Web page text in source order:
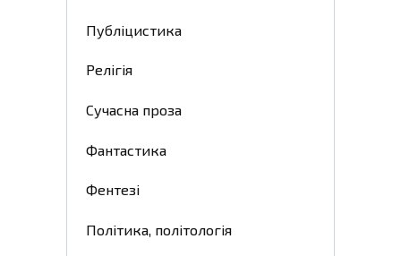
Публіцистика
Релігія
Сучасна проза
Фантастика
Фентезі
Політика, політологія